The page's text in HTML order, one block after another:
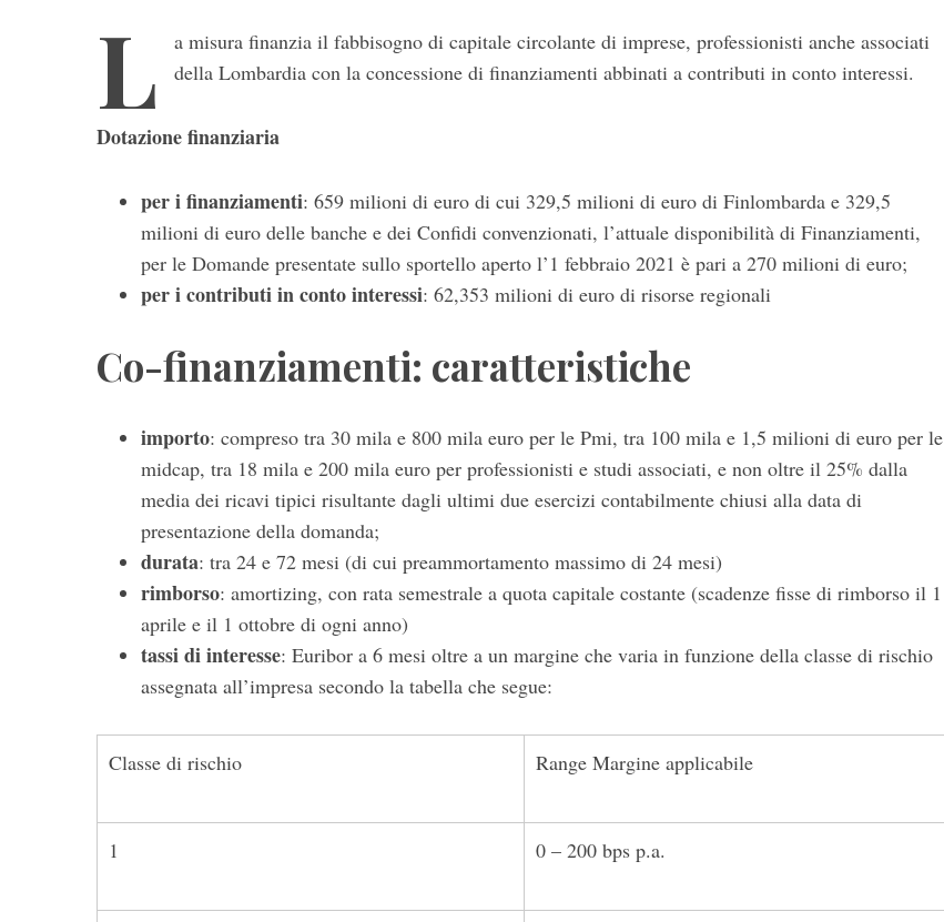
L
a misura finanzia il fabbisogno di capitale circolante di imprese, professionisti anche associati
della Lombardia con la concessione di finanziamenti abbinati a contributi in conto interessi.
Dotazione finanziaria
per i finanziamenti: 659 milioni di euro di cui 329,5 milioni di euro di Finlombarda e 329,5
milioni di euro delle banche e dei Confidi convenzionati, l’attuale disponibilità di Finanziamenti,
per le Domande presentate sullo sportello aperto l’1 febbraio 2021 è pari a 270 milioni di euro;
per i contributi in conto interessi: 62,353 milioni di euro di risorse regionali
Co-finanziamenti: caratteristiche
importo: compreso tra 30 mila e 800 mila euro per le Pmi, tra 100 mila e 1,5 milioni di euro per le
midcap, tra 18 mila e 200 mila euro per professionisti e studi associati, e non oltre il 25% dalla
media dei ricavi tipici risultante dagli ultimi due esercizi contabilmente chiusi alla data di
presentazione della domanda;
durata: tra 24 e 72 mesi (di cui preammortamento massimo di 24 mesi)
rimborso: amortizing, con rata semestrale a quota capitale costante (scadenze fisse di rimborso il 1
aprile e il 1 ottobre di ogni anno)
tassi di interesse: Euribor a 6 mesi oltre a un margine che varia in funzione della classe di rischio
assegnata all’impresa secondo la tabella che segue:
Classe di rischio Range Margine applicabile
1 0 – 200 bps p.a.
S
e
c
h
f
r
: